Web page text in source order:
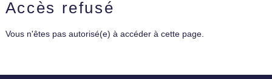
Accès refusé
Vous n'êtes pas autorisé(e) à accéder à cette page.